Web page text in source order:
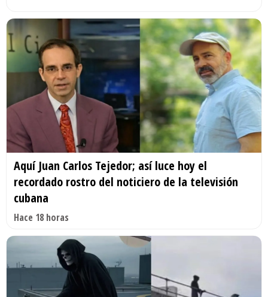
Aquí Juan Carlos Tejedor; así luce hoy el
recordado rostro del noticiero de la televisión
cubana
Hace 18 horas